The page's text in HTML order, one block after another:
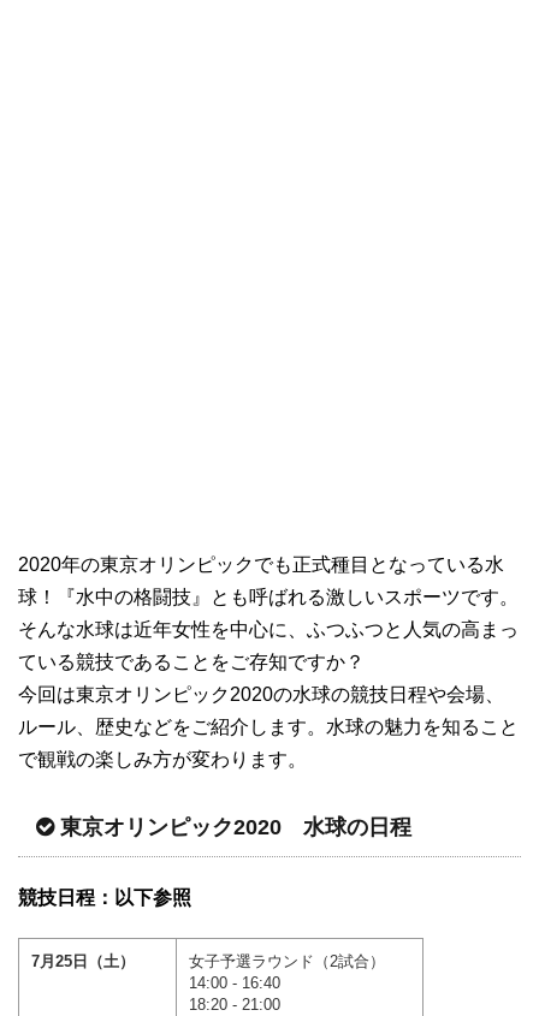
2020年の東京オリンピックでも正式種目となっている水
球！『水中の格闘技』とも呼ばれる激しいスポーツです。
そんな水球は近年女性を中心に、ふつふつと人気の高まっ
ている競技であることをご存知ですか？
今回は東京オリンピック2020の水球の競技日程や会場、
ルール、歴史などをご紹介します。水球の魅力を知ること
で観戦の楽しみ方が変わります。
東京オリンピック2020 水球の日程
競技日程：以下参照
7月25日（土）
女子予選ラウンド（2試合）
14:00 - 16:40
18:20 - 21:00